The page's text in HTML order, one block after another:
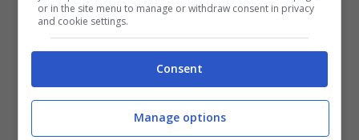
Affetto e responsabilità nel racconto della
Accanto all’analisi dei risultati, il
or in the site menu to manage or withdraw consent in privacy
and cookie settings.
Consent
Manage options